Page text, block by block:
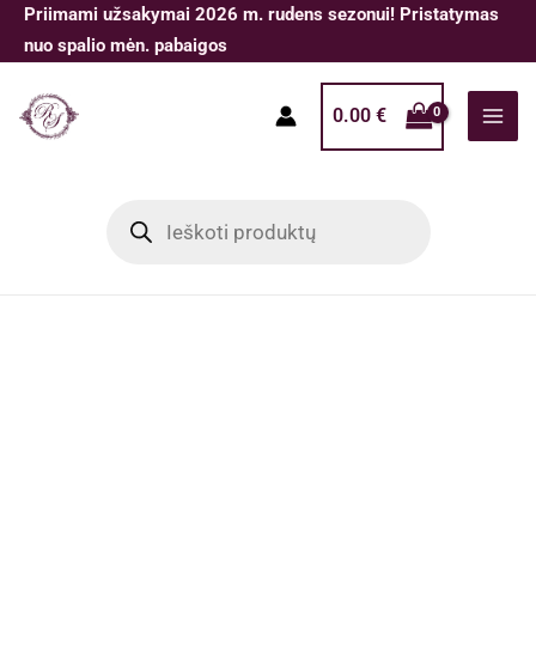
Pereiti
prie
Priimami užsakymai 2026 m. rudens sezonui! Pristatymas
nuo spalio mėn. pabaigos
0.00 €
search